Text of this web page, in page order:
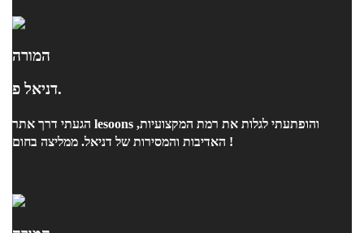
המורה
דניאל פ.
הגעתי דרך אתר lesoons והופתעתי לגלות את רמת המקצועיות,
האדיבות והמסירות של דניאל. ממליצה בחום !